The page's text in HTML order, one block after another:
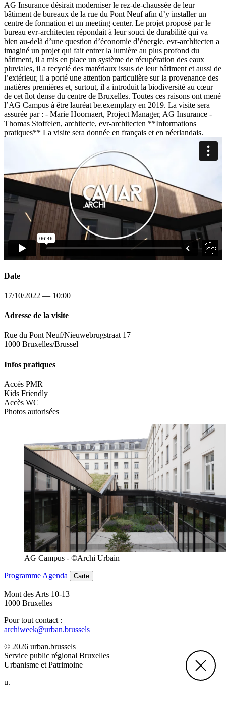
AG Insurance désirait moderniser le rez-de-chaussée de leur
bâtiment de bureaux de la rue du Pont Neuf afin d’y installer un
centre de formation et un meeting center. Le projet proposé par le
bureau evr-architecten répondait à leur souci de durabilité qui va
bien au-delà d’une question d’économie d’énergie. evr-architecten a
imaginé un projet qui fait entrer la lumière au plus profond du
bâtiment, il a mis en place un système de récupération des eaux
pluviales, il a recyclé des matériaux issus de leur bâtiment et aussi de
l’extérieur, il a porté une attention particulière sur la provenance des
matières premières et, surtout, il a introduit la biodiversité au cœur
de cet îlot dense du centre de Bruxelles. Toutes ces raisons ont mené
l’AG Campus à être lauréat be.exemplary en 2019. La visite sera
assurée par : - Marie Hoornaert, Project Manager, AG Insurance -
Thomas Stoffelen, architecte, evr-architecten **Informations
pratiques** La visite sera donnée en français et en néerlandais.
Date
17/10/2022 — 10:00
Adresse de la visite
Rue du Pont Neuf/Nieuwebrugstraat 17
1000 Bruxelles/Brussel
Infos pratiques
Accès PMR
Kids Friendly
Accès WC
Photos autorisées
AG Campus - ©Archi Urbain
Programme Agenda Carte
Mont des Arts 10-13
1000 Bruxelles
Pour tout contact :
archiweek@urban.brussels
© 2026 urban.brussels
Service public régional Bruxelles
Urbanisme et Patrimoine
u.